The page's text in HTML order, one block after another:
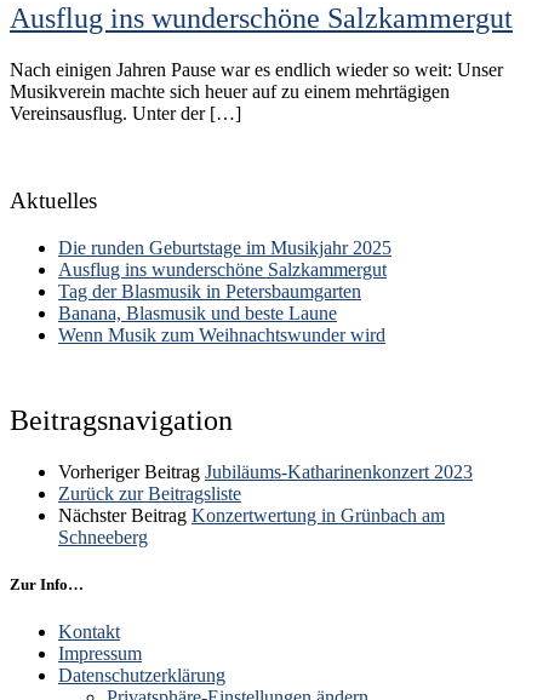
Ausflug ins wunderschöne Salzkammergut
Nach einigen Jahren Pause war es endlich wieder so weit: Unser
Musikverein machte sich heuer auf zu einem mehrtägigen
Vereinsausflug. Unter der […]
Aktuelles
Die runden Geburtstage im Musikjahr 2025
Ausflug ins wunderschöne Salzkammergut
Tag der Blasmusik in Petersbaumgarten
Banana, Blasmusik und beste Laune
Wenn Musik zum Weihnachtswunder wird
Beitragsnavigation
Vorheriger Beitrag Jubiläums-Katharinenkonzert 2023
Zurück zur Beitragsliste
Nächster Beitrag Konzertwertung in Grünbach am
Schneeberg
Zur Info…
Kontakt
Impressum
Datenschutzerklärung